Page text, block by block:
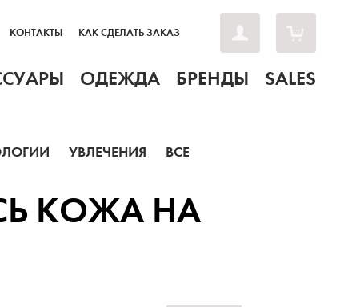
КОНТАКТЫ КАК СДЕЛАТЬ ЗАКАЗ
ОДЕЖДА БРЕНДЫ SALES
УВЛЕЧЕНИЯ ВСЕ
КОЖА НА